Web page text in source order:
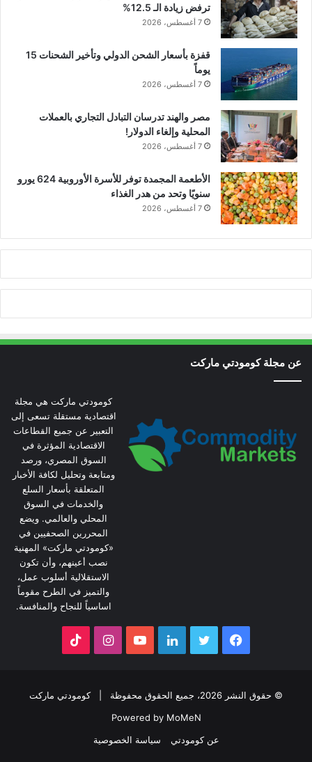
ترفض زيادة الـ 12.5%
7 أغسطس، 2026
قفزة بأسعار الشحن الدولي وتأخير الشحنات 15
يوماً
7 أغسطس، 2026
مصر والهند تدرسان التبادل التجاري بالعملات
المحلية وإلغاء الدولار!
7 أغسطس، 2026
الأطعمة المجمدة توفر للأسرة الأوروبية 624 يورو
سنويًا وتحد من هدر الغذاء
7 أغسطس، 2026
عن مجلة كومودتي ماركت
كومودتي ماركت هي مجلة
اقتصادية مستقلة تسعى إلى
التعبير عن جميع القطاعات
الاقتصادية المؤثرة في
السوق المصري، ورصد
ومتابعة وتحليل لكافة الأخبار
المتعلقة بأسعار السلع
والخدمات في السوق
المحلي والعالمي. ويضع
المحررين الصحفيين في
«كومودتي ماركت» المهنية
نصب أعينهم، وأن تكون
الاستقلالية أسلوب عمل،
والتميز في الطرح مقوماً
اساسياً للنجاح والمنافسة.
فيسبوك تويتر لينكدإنيوتيوبانستقرام
© حقوق النشر 2026، جميع الحقوق محفوظة |
كومودتي ماركت
Powered by MoMeN
عن كومودتي
سياسة الخصوصية